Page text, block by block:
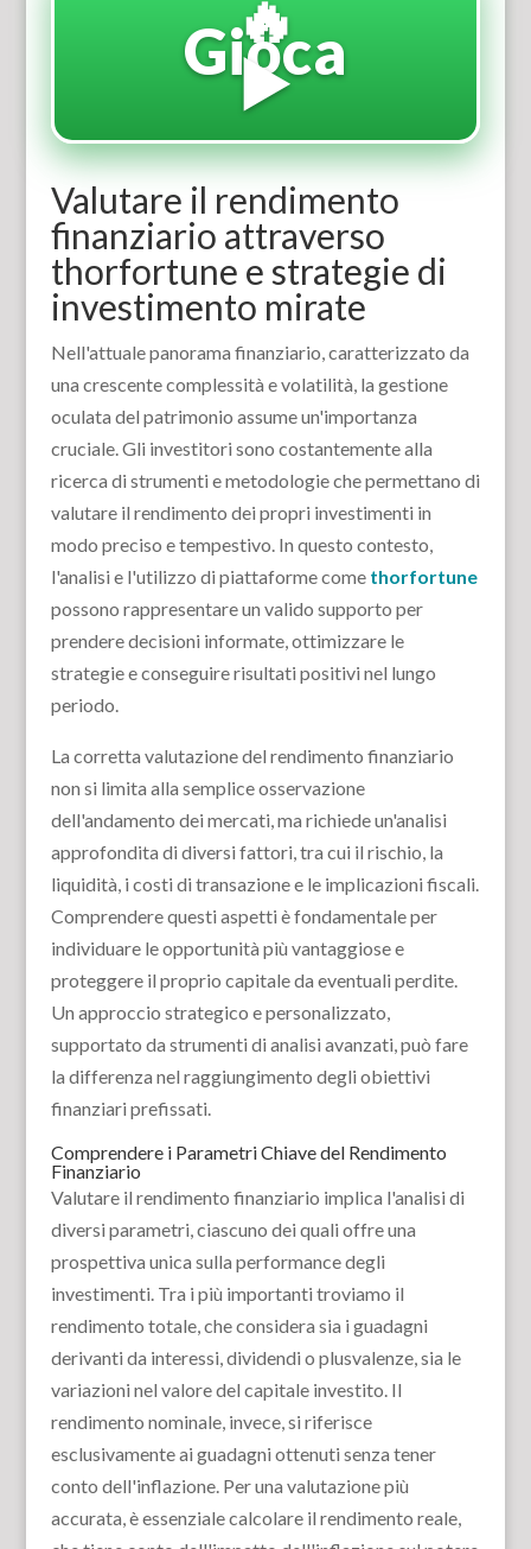
🔥
Gioca
▶️
Valutare il rendimento
finanziario attraverso
thorfortune e strategie di
investimento mirate
Nell'attuale panorama finanziario, caratterizzato da
una crescente complessità e volatilità, la gestione
oculata del patrimonio assume un'importanza
cruciale. Gli investitori sono costantemente alla
ricerca di strumenti e metodologie che permettano di
valutare il rendimento dei propri investimenti in
modo preciso e tempestivo. In questo contesto,
l'analisi e l'utilizzo di piattaforme come thorfortune
possono rappresentare un valido supporto per
prendere decisioni informate, ottimizzare le
strategie e conseguire risultati positivi nel lungo
periodo.
La corretta valutazione del rendimento finanziario
non si limita alla semplice osservazione
dell'andamento dei mercati, ma richiede un'analisi
approfondita di diversi fattori, tra cui il rischio, la
liquidità, i costi di transazione e le implicazioni fiscali.
Comprendere questi aspetti è fondamentale per
individuare le opportunità più vantaggiose e
proteggere il proprio capitale da eventuali perdite.
Un approccio strategico e personalizzato,
supportato da strumenti di analisi avanzati, può fare
la differenza nel raggiungimento degli obiettivi
finanziari prefissati.
Comprendere i Parametri Chiave del Rendimento
Finanziario
Valutare il rendimento finanziario implica l'analisi di
diversi parametri, ciascuno dei quali offre una
prospettiva unica sulla performance degli
investimenti. Tra i più importanti troviamo il
rendimento totale, che considera sia i guadagni
derivanti da interessi, dividendi o plusvalenze, sia le
variazioni nel valore del capitale investito. Il
rendimento nominale, invece, si riferisce
esclusivamente ai guadagni ottenuti senza tener
conto dell'inflazione. Per una valutazione più
accurata, è essenziale calcolare il rendimento reale,